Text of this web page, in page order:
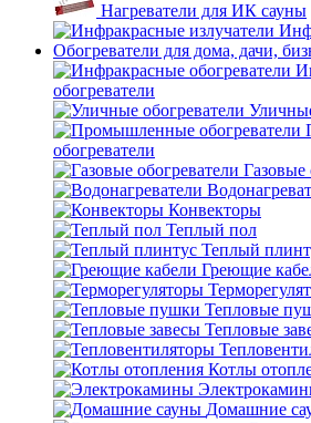
Нагреватели для ИК сауны
Обогреватели для дома, дачи,
обогреватели
обогреватели
Газовые
Конвекторы
Теплый пол
Теплый
Греющие
Тепловые
Тепловые
Котлы
Домашние